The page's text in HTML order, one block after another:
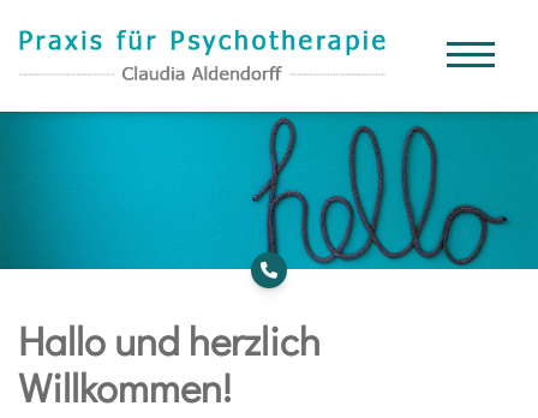
Hallo und herzlich
Willkommen!